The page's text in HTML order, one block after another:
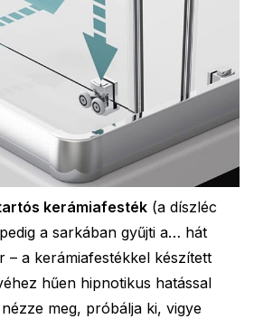
kerámiafesték (a díszléc
a sarkában gyűjti a… hát
– a kerámiafestékkel készített
hűen hipnotikus hatással
meg, próbálja ki, vigye